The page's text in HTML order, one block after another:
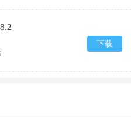
下载